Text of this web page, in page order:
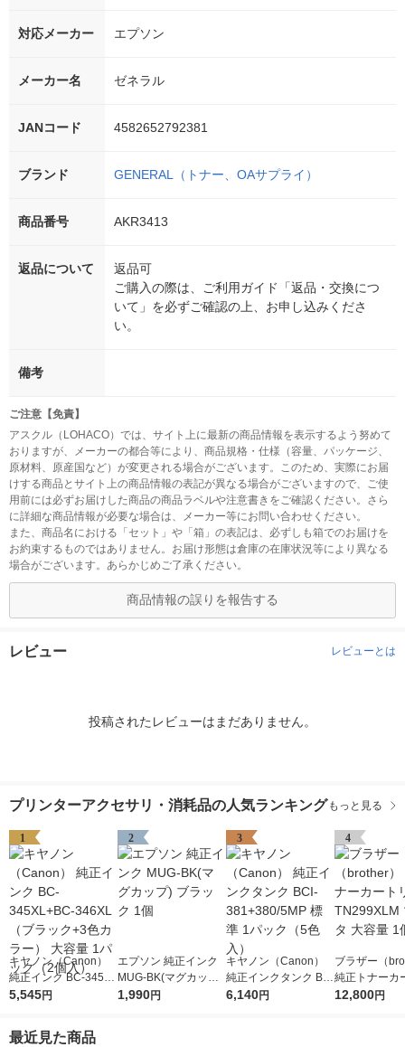
対応メーカー エプソン
メーカー名 ゼネラル
JANコード 4582652792381
ブランド GENERAL（トナー、OAサプライ）
商品番号 AKR3413
返品について
返品可
ご購入の際は、ご利用ガイド「返品・交換につ
いて」を必ずご確認の上、お申し込みくださ
い。
備考
ご注意【免責】
アスクル（LOHACO）では、サイト上に最新の商品情報を表示するよう努めて
おりますが、メーカーの都合等により、商品規格・仕様（容量、パッケージ、
原材料、原産国など）が変更される場合がございます。このため、実際にお届
けする商品とサイト上の商品情報の表記が異なる場合がございますので、ご使
用前には必ずお届けした商品の商品ラベルや注意書きをご確認ください。さら
に詳細な商品情報が必要な場合は、メーカー等にお問い合わせください。
また、商品名における「セット」や「箱」の表記は、必ずしも箱でのお届けを
お約束するものではありません。お届け形態は倉庫の在庫状況等により異なる
場合がございます。あらかじめご了承ください。
商品情報の誤りを報告する
レビュー レビューとは
投稿されたレビューはまだありません。
プリンターアクセサリ・消耗品の人気ランキング もっと見る
1
キヤノン（Canon）
純正インク BC-345XL
+BC-346XL （ブラッ
5,545円
2
エプソン 純正インク
MUG-BK(マグカップ)
ブラック 1個
1,990円
3
キヤノン（Canon）
純正インクタンク BCI
-381+380/5MP 標準 1
6,140円
4
ブラザー（
純正トナーカ
ジ
12,800円
最近見た商品